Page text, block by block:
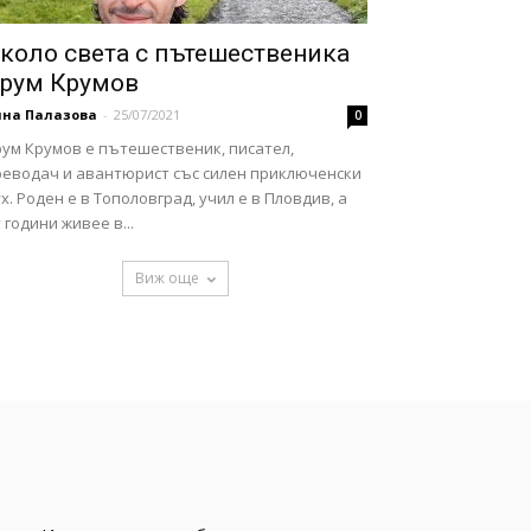
света с пътешественика
Крумов
Палазова - 25/07/2021 0
Крумов е пътешественик, писател,
и авантюрист със силен приключенски
Роден е в Тополовград, учил е в Пловдив, а
години живее в...
Виж още